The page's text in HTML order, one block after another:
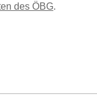
des ÖBG.